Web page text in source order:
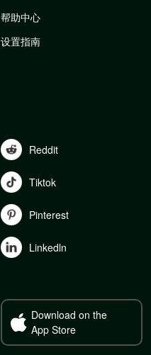
帮助中心
设置指南
Reddit
Tiktok
Pinterest
Linkedln
Download on the
App Store